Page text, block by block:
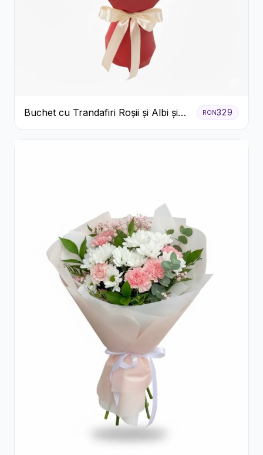
Buchet cu Trandafiri Roșii și Albi și
Gypsophila
RON329